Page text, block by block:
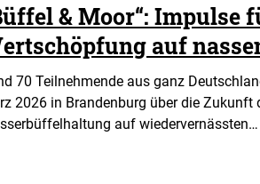
& Moor“: Impulse
auf
70 Teilnehmende aus ganz
2026 in Brandenburg über die Zukunft
auf wiedervernässten…